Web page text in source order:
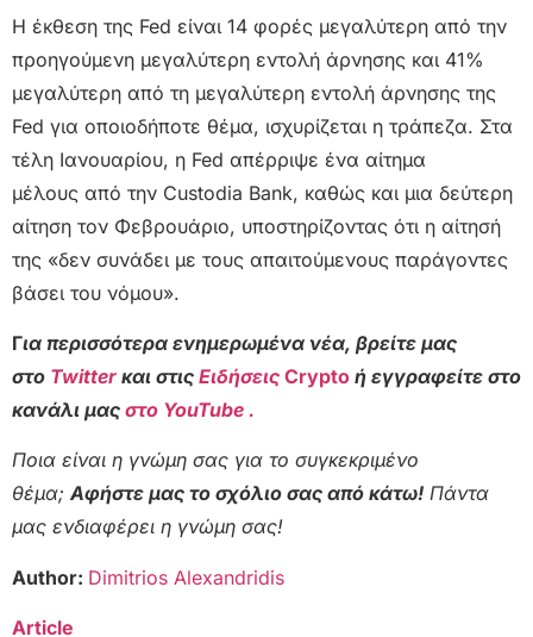
Η έκθεση της Fed είναι 14 φορές μεγαλύτερη από την
προηγούμενη μεγαλύτερη εντολή άρνησης και 41%
μεγαλύτερη από τη μεγαλύτερη εντολή άρνησης της
Fed για οποιοδήποτε θέμα, ισχυρίζεται η τράπεζα. Στα
τέλη Ιανουαρίου, η Fed απέρριψε ένα αίτημα
μέλους από την Custodia Bank, καθώς και μια δεύτερη
αίτηση τον Φεβρουάριο, υποστηρίζοντας ότι η αίτησή
της «δεν συνάδει με τους απαιτούμενους παράγοντες
βάσει του νόμου».
Για περισσότερα ενημερωμένα νέα, βρείτε μας
στο Twitter και στις Ειδήσεις Crypto ή εγγραφείτε στο
κανάλι μας στο YouTube .
Ποια είναι η γνώμη σας για το συγκεκριμένο
θέμα;Αφήστε μας το σχόλιο σας από κάτω! Πάντα
μας ενδιαφέρει η γνώμη σας!
Author: Dimitrios Alexandridis
Article